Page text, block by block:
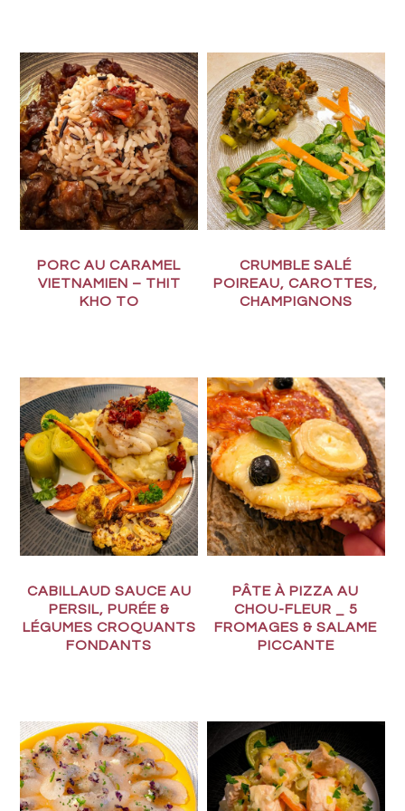
PORC AU CARAMEL
VIETNAMIEN – THIT
KHO TO
CRUMBLE SALÉ
POIREAU, CAROTTES,
CHAMPIGNONS
CABILLAUD SAUCE AU
PERSIL, PURÉE &
LÉGUMES CROQUANTS
FONDANTS
PÂTE À PIZZA AU
CHOU-FLEUR _ 5
FROMAGES & SALAME
PICCANTE